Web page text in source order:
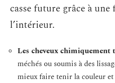
casse future grâce à
l’intérieur.
Les cheveux chimiquement
méchés ou soumis à des
mieux faire tenir la couleur